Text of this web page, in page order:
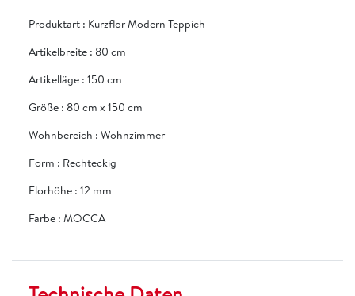
Produktart : Kurzflor Modern Teppich
Artikelbreite : 80 cm
Artikelläge : 150 cm
Größe : 80 cm x 150 cm
Wohnbereich : Wohnzimmer
Form : Rechteckig
Florhöhe : 12 mm
Farbe : MOCCA